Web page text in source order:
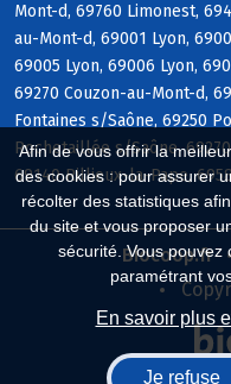
Afin de vous offrir la
des cookies : pour assurer
récolter des statistiques
du site et vous proposer
sécurité. Vous pouvez
paramétrant
En savoir plus
Je refuse
Mont-d, 69760 Limonest,
au-Mont-d, 69001 Lyon,
69005 Lyon, 69006 Lyon,
69270 Couzon-au-Mont-d,
Fontaines s/Saône, 69250
Rochetaillée s/Saône,
69140 Rillieux-la-Pape,
Biocoop.fr